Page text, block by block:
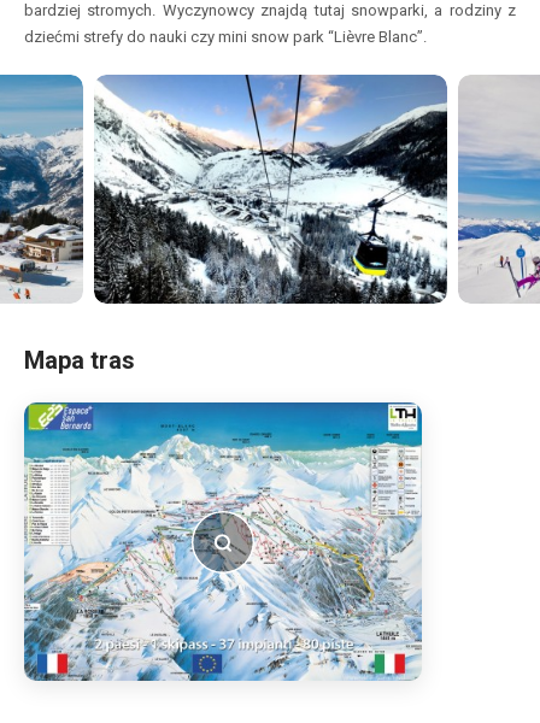
bardziej stromych. Wyczynowcy znajdą tutaj snowparki, a rodziny z
dziećmi strefy do nauki czy mini snow park “Lièvre Blanc”.
Mapa tras